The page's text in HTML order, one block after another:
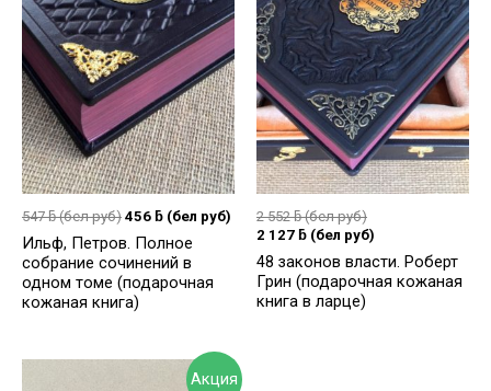
547ƃ(бел руб) 456 ƃ (бел руб)
Ильф, Петров. Полное
собрание сочинений в
одном томе (подарочная
кожаная книга)
2 552ƃ(бел руб)
2 127 ƃ (бел руб)
48 законов власти. Роберт
Грин (подарочная кожаная
книга в ларце)
Акция